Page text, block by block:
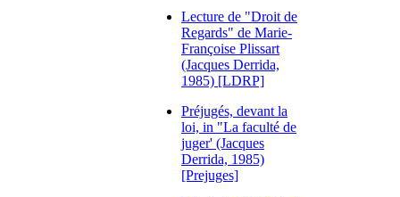
Lecture de "Droit de
Regards" de Marie-
Françoise Plissart
(Jacques Derrida,
1985) [LDRP]
Préjugés, devant la
loi, in "La faculté de
juger' (Jacques
Derrida, 1985)
[Prejuges]